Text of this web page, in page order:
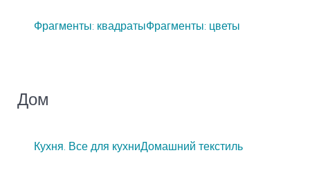
Фрагменты: квадратыФрагменты: цветы
Дом
Кухня. Все для кухниДомашний текстиль